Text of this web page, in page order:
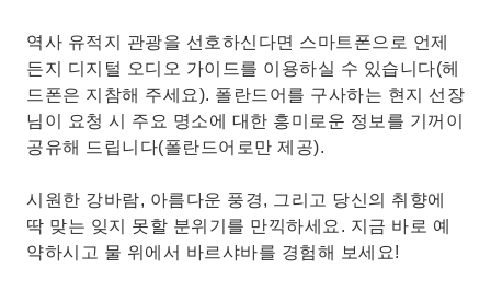
역사 유적지 관광을 선호하신다면 스마트폰으로 언제
든지 디지털 오디오 가이드를 이용하실 수 있습니다(헤
드폰은 지참해 주세요). 폴란드어를 구사하는 현지 선장
님이 요청 시 주요 명소에 대한 흥미로운 정보를 기꺼이
공유해 드립니다(폴란드어로만 제공).
시원한 강바람, 아름다운 풍경, 그리고 당신의 취향에
딱 맞는 잊지 못할 분위기를 만끽하세요. 지금 바로 예
약하시고 물 위에서 바르샤바를 경험해 보세요!